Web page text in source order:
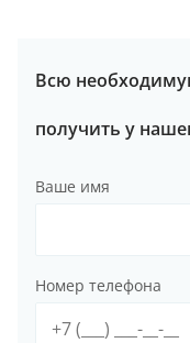
Всю
получить у
Ваше имя
Номер телефона